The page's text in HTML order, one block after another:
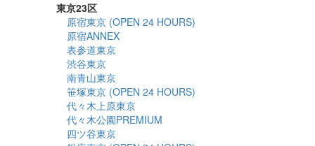
東京23区
原宿東京 (OPEN 24 HOURS)
原宿ANNEX
表参道東京
渋谷東京
南青山東京
笹塚東京 (OPEN 24 HOURS)
代々木上原東京
代々木公園PREMIUM
四ツ谷東京